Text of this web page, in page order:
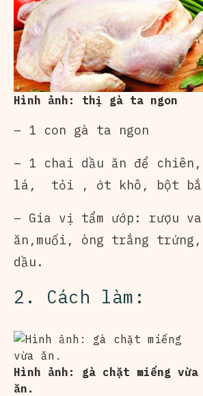
Hình ảnh: thị gà ta ngon
– 1 con gà ta ngon
– 1 chai dầu ăn để
lá, tỏi , ớt khô, bột
– Gia vị tẩm ướp: rượu
ăn,muối, òng trắng
dầu.
2. Cách làm:
Hình ảnh: gà chặt miếng vừa
ăn.